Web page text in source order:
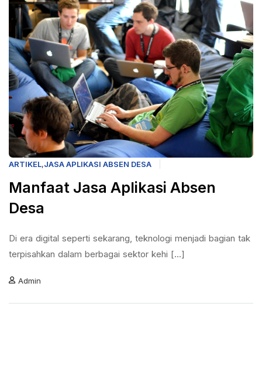
ARTIKEL,JASA APLIKASI ABSEN DESA
Manfaat Jasa Aplikasi Absen
Desa
Di era digital seperti sekarang, teknologi menjadi bagian tak
terpisahkan dalam berbagai sektor kehi [...]
Admin